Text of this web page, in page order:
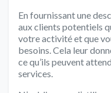
En fournissant une
aux clients potentiels
votre activité et que
besoins. Cela leur
ce qu’ils peuvent
services.